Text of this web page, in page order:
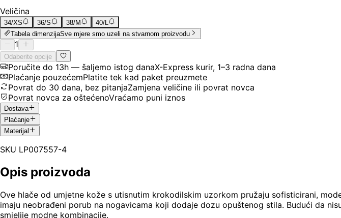
Veličina
34/XS 36/S 38/M
40/L
Tabela dimenzijaSve mjere smo uzeli na stvarnom proizvodu
1
Odaberite opcije
Poručite do 13h — šaljemo istog danaX-Express kurir, 1–3 radna dana
Plaćanje pouzećemPlatite tek kad paket preuzmete
Povrat do 30 dana, bez pitanjaZamjena veličine ili povrat novca
Povrat novca za oštećenoVraćamo puni iznos
Dostava
Plaćanje
Materijal
SKU LP007557-4
Opis proizvoda
Ove hlače od umjetne kože s utisnutim krokodilskim uzorkom pružaju sofisticirani,
imaju neobrađeni porub na nogavicama koji dodaje dozu opuštenog stila. Budući da
smjelije modne kombinacije.